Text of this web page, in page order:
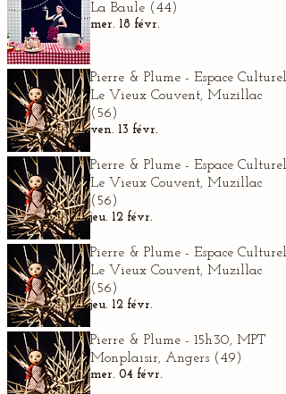
La Baule (44)
mer. 18 févr.
Pierre & Plume - Espace Culturel
Le Vieux Couvent, Muzillac
(56)
ven. 13 févr.
Pierre & Plume - Espace Culturel
Le Vieux Couvent, Muzillac
(56)
jeu. 12 févr.
Pierre & Plume - Espace Culturel
Le Vieux Couvent, Muzillac
(56)
jeu. 12 févr.
Pierre & Plume - 15h30, MPT
Monplaisir, Angers (49)
mer. 04 févr.